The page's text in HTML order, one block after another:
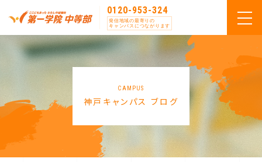
0120-953-324
発信地域の最寄りの
キャンパスにつながります
CAMPUS
神戸キャンパス ブログ